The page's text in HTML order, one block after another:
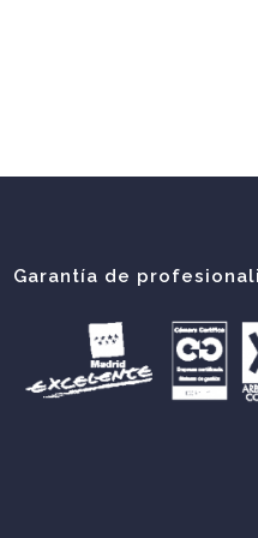
Garantía de